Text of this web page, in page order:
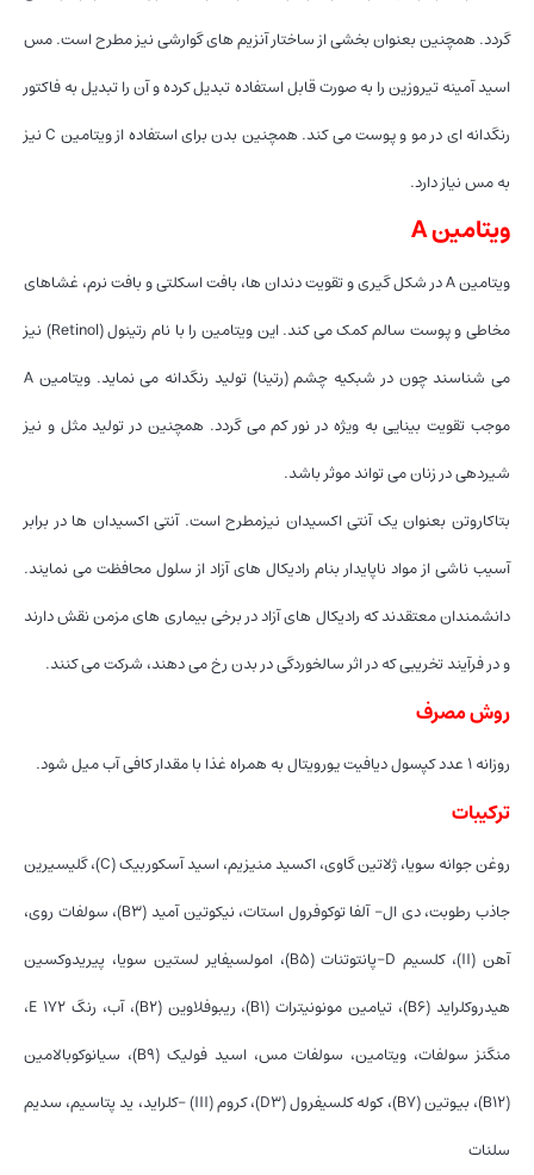
گردد. همچنین بعنوان بخشی از ساختار آنزیم های گوارشی نیز مطرح است. مس
اسید آمینه تیروزین را به صورت قابل استفاده تبدیل کرده و آن را تبدیل به فاکتور
رنگدانه ای در مو و پوست می کند. همچنین بدن برای استفاده از ویتامین C نیز
به مس نیاز دارد.
ویتامین A
ویتامین A در شکل گیری و تقویت دندان ها، بافت اسکلتی و بافت نرم، غشاهای
مخاطی و پوست سالم کمک می کند. این ویتامین را با نام رتینول (Retinol) نیز
می شناسند چون در شبکیه چشم (رتینا) تولید رنگدانه می نماید. ویتامین A
موجب تقویت بینایی به ویژه در نور کم می گردد. همچنین در تولید مثل و نیز
شیردهی در زنان می تواند موثر باشد.
بتاکاروتن بعنوان یک آنتی اکسیدان نیزمطرح است. آنتی اکسیدان ها در برابر
آسیب ناشی از مواد ناپایدار بنام رادیکال های آزاد از سلول محافظت می نمایند.
دانشمندان معتقدند که رادیکال های آزاد در برخی بیماری های مزمن نقش دارند
و در فرآیند تخریبی که در اثر سالخوردگی در بدن رخ می دهند، شرکت می کنند.
روش مصرف
روزانه ۱ عدد کپسول دیافیت یورویتال به همراه غذا با مقدار کافی آب میل شود.
ترکیبات
روغن جوانه سویا، ژلاتین گاوی، اکسید منیزیم، اسید آسکوربیک (C)، گلیسیرین
جاذب رطوبت، دی ال- آلفا توکوفرول استات، نیکوتین آمید (B۳)، سولفات روی،
آهن (II)، کلسیم D-پانتوتنات (B۵)، امولسیفایر لستین سویا، پیریدوکسین
هیدروکلراید (B۶)، تیامین مونونیترات (B۱)، ریبوفلاوین (B۲)، آب، رنگ E ۱۷۲،
منگنز سولفات، ویتامین، سولفات مس، اسید فولیک (B۹)، سیانوکوبالامین
(B۱۲)، بیوتین (B۷)، کوله کلسیفرول (D۳)، کروم (III) -کلراید، ید پتاسیم، سدیم
سلنات